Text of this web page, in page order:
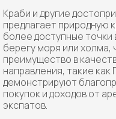
Краби и другие
предлагает природную
более доступные точки
берегу моря или холма,
преимущество в
направления, такие
демонстрируют
покупок и доходов от
экспатов.